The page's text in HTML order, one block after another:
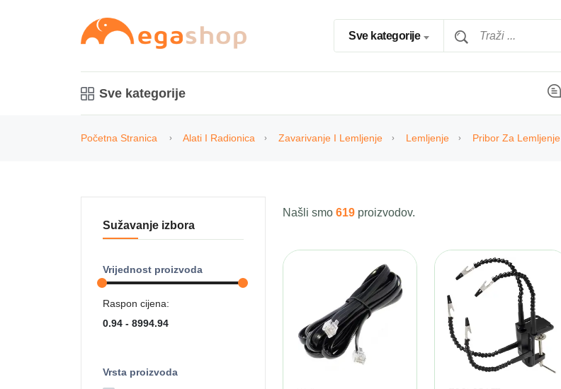
Sve kategorije
Sve kategorije
Početna Stranica Alati I Radionica Zavarivanje I Lemljenje Lemljenje Pribor Za Lemljenje
Našli smo 619 proizvodov.
Sužavanje izbora
Vrijednost proizvoda
Raspon cijena:
Vrsta proizvoda